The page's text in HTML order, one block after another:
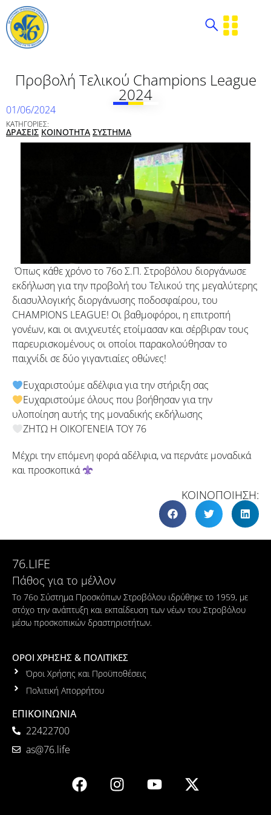
Προβολή Τελικού Champions League
2024
01/06/2024
ΚΑΤΗΓΟΡΙΕΣ:
ΔΡΑΣΕΙΣ ΚΟΙΝΟΤΗΤΑ ΣΥΣΤΗΜΑ
Όπως κάθε χρόνο το 76ο Σ.Π. Στροβόλου διοργάνωσε
εκδήλωση για την προβολή του Τελικού της μεγαλύτερης
διασυλλογικής διοργάνωσης ποδοσφαίρου, του
CHAMPIONS LEAGUE! Οι βαθμοφόροι, η επιτροπή
γονέων, και οι ανιχνευτές ετοίμασαν και σέρβιραν τους
παρευρισκομένους οι οποίοι παρακολούθησαν το
παιχνίδι σε δύο γιγαντιαίες οθώνες!
Ευχαριστούμε αδέλφια για την στήριξη σας
Ευχαριστούμε όλους που βοήθησαν για την
υλοποίηση αυτής της μοναδικής εκδήλωσης
ΖΗΤΩ Η ΟΙΚΟΓΕΝΕΙΑ ΤΟΥ 76
Μέχρι την επόμενη φορά αδέλφια, να περνάτε μοναδικά
και προσκοπικά
ΚΟΙΝΟΠΟΙΗΣΗ:
76.LIFE
Πάθος για το μέλλον
Το 76ο Σύστημα Προσκόπων Στροβόλου ιδρύθηκε το 1959, με
στόχο την ανάπτυξη και εκπαίδευση των νέων του Στροβόλου
μέσω προσκοπικών δραστηριοτήτων.
ΟΡΟΙ ΧΡΗΣΗΣ & ΠΟΛΙΤΙΚΕΣ
Όροι Χρήσης και Προϋποθέσεις
Πολιτική Απορρήτου
ΕΠΙΚΟΙΝΩΝΙΑ
22422700
as@76.life